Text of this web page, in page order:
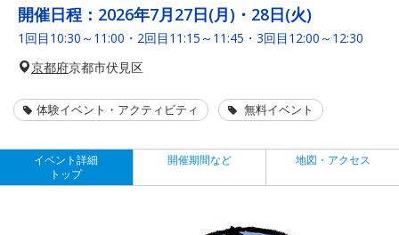
開催日程： 2026年7月27日(月)・28日(火)
1回目10:30～11:00・2回目11:15～11:45・3回目12:00～12:30
京都府京都市伏見区
体験イベント・アクティビティ 無料イベント
イベント詳細
トップ
開催期間など 地図・アクセス